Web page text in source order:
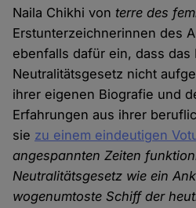
Naila Chikhi von terre des
Erstunterzeichnerinnen des
ebenfalls dafür ein, dass das
Neutralitätsgesetz nicht
ihrer eigenen Biografie und
Erfahrungen aus ihrer
sie zu einem eindeutigen
angespannten Zeiten
Neutralitätsgesetz wie ein
wogenumtoste Schiff der